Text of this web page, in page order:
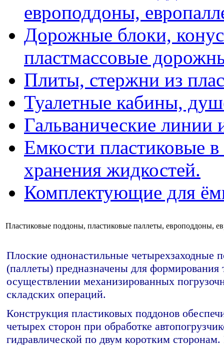
европоддоны,
Дорожные блоки,
пластмассовые
Плиты, стержни из
Туалетные кабины,
Гальванические линии
Емкости пластиковые в
хранения жидкостей.
Комплектующие для
Пластиковые поддоны, пластиковые паллеты, европоддоны,
Плоские однонастильные четырехзаходные
(паллеты) предназначены для формирования
осуществлении механизированных
складских операций.
Конструкция пластиковых поддонов
четырех сторон при обработке
гидравлической по двум коротким